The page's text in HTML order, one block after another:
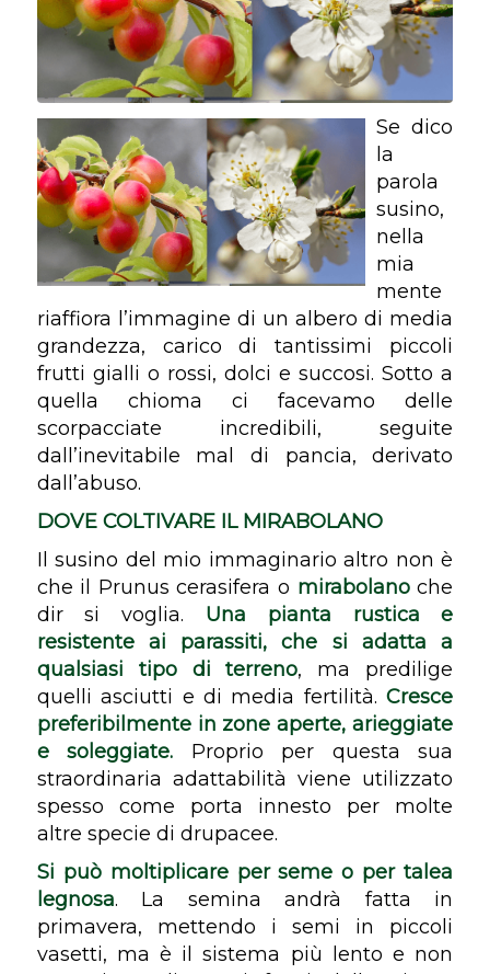
Se dico
la
parola
susino,
nella
mia
mente
riaffiora l’immagine di un albero di media
grandezza, carico di tantissimi piccoli
frutti gialli o rossi, dolci e succosi. Sotto a
quella chioma ci facevamo delle
scorpacciate incredibili, seguite
dall’inevitabile mal di pancia, derivato
dall’abuso.
DOVE COLTIVARE IL MIRABOLANO
Il susino del mio immaginario altro non è
che il Prunus cerasiferao mirabolanoche
dir si voglia. Una pianta rustica e
resistente ai parassiti, che si adatta a
qualsiasi tipo di terreno, ma predilige
quelli asciutti e di media fertilità.Cresce
preferibilmente in zone aperte, arieggiate
e soleggiate. Proprio per questa sua
straordinaria adattabilità viene utilizzato
spesso come porta innesto per molte
altre specie di drupacee.
Si può moltiplicare per seme o per talea
legnosa. La semina andrà fatta in
primavera, mettendo i semi in piccoli
vasetti, ma è il sistema più lento e non